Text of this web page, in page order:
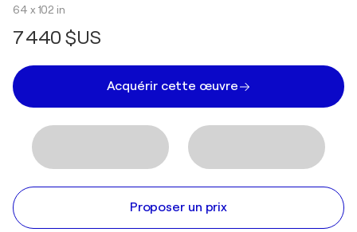
64 x 102 in
7 440 $US
Acquérir cette œuvre
Proposer un prix